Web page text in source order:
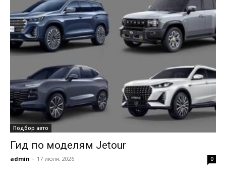
Подбор авто
Гид по моделям Jetour
admin - 17 июля, 2026 0